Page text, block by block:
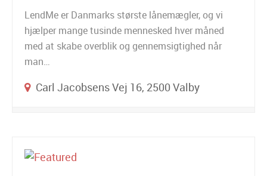
LendMe er Danmarks største lånemægler, og vi
hjælper mange tusinde mennesked hver måned
med at skabe overblik og gennemsigtighed når
man…
Carl Jacobsens Vej 16, 2500 Valby